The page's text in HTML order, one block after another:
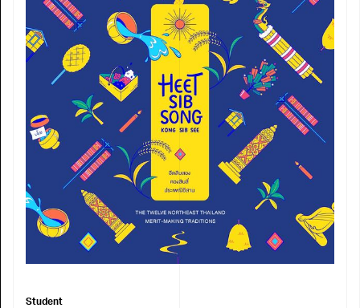
Student